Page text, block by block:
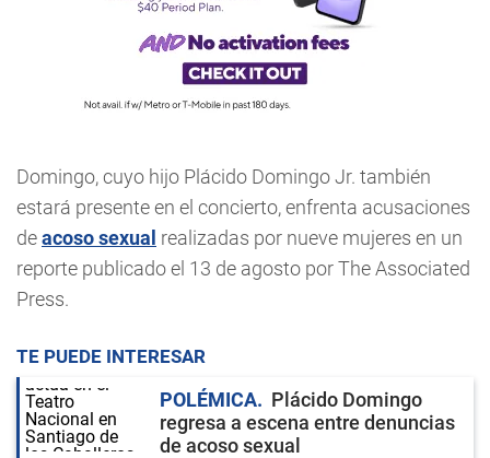
Domingo, cuyo hijo Plácido Domingo Jr. también
estará presente en el concierto, enfrenta acusaciones
deacoso sexual realizadas por nueve mujeres en un
reporte publicado el 13 de agosto por The Associated
Press.
TE PUEDE INTERESAR
POLÉMICA
Plácido Domingo
regresa a escena entre denuncias
de acoso sexual